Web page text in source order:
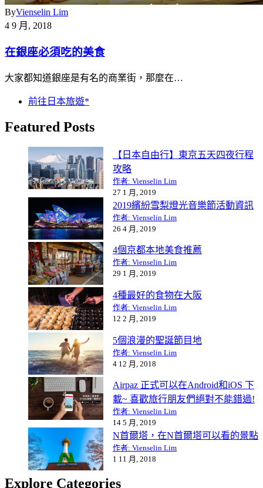
ByVienselin Lim
4 9 月, 2018
在銀座必須吃的美食
大家都知道銀座是有名的商業街，那麼在…
前往日本旅遊*
Featured Posts
【日本自由行】東京五天四夜行程
攻略
作者: Vienselin Lim
27 1 月, 2019
2019繽紛雪梨燈光音樂節活動資訊
作者: Vienselin Lim
26 4 月, 2019
4個京都本地美食推薦
作者: Vienselin Lim
29 1 月, 2019
4種最好的食物在大阪
作者: Vienselin Lim
12 2 月, 2019
5個浪漫的聖誕節目地
作者: Vienselin Lim
4 12 月, 2018
Airpaz 正式可以在Android和iOS 下
載~ 喜歡旅行朋友們絕對不能錯過!
作者: Vienselin Lim
14 5 月, 2019
N首爾塔，在N首爾塔可以看的景點
作者: Vienselin Lim
1 11 月, 2018
Explore Categories